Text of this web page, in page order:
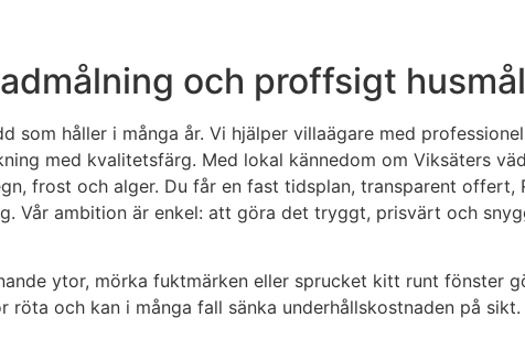
och proffsigt
håller i många år. Vi hjälper villaägare med
med kvalitetsfärg. Med lokal kännedom om Viksäters
frost och alger. Du får en fast tidsplan, transparent offert,
Vår ambition är enkel: att göra det tryggt, prisvärt och
ytor, mörka fuktmärken eller sprucket kitt runt fönster
och kan i många fall sänka underhållskostnaden på